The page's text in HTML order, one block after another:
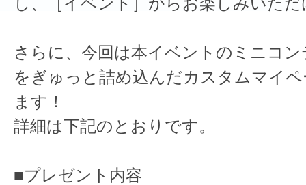
さらに、今回は本イベントのミニコ
をぎゅっと詰め込んだカスタムマイ
ます！
詳細は下記のとおりです。
■プレゼント内容